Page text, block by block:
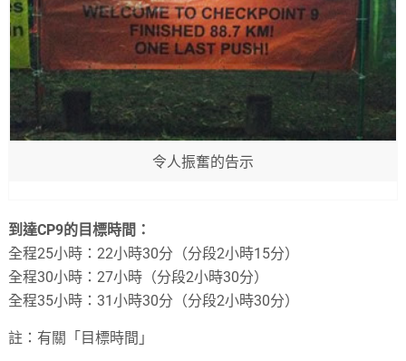
令人振奮的告示
到達CP9的目標時間：
全程25小時：22小時30分（分段2小時15分）
全程30小時：27小時（分段2小時30分）
全程35小時：31小時30分（分段2小時30分）
註：有關「目標時間」